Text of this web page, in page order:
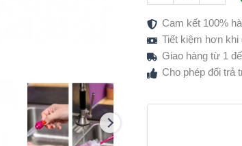
Cam kết 100%
Tiết kiệm hơn khi
Giao hàng từ 1
Cho phép đổi trả